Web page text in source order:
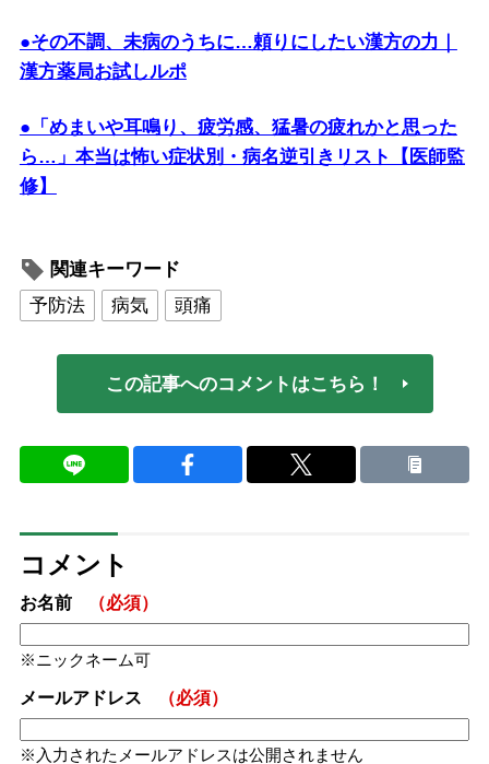
●その不調、未病のうちに…頼りにしたい漢方の力｜
漢方薬局お試しルポ
●「めまいや耳鳴り、疲労感、猛暑の疲れかと思った
ら…」本当は怖い症状別・病名逆引きリスト【医師監
修】
関連キーワード
予防法
病気 頭痛
この記事へのコメントはこちら！
コメント
お名前 （必須）
ニックネーム可
メールアドレス （必須）
入力されたメールアドレスは公開されません